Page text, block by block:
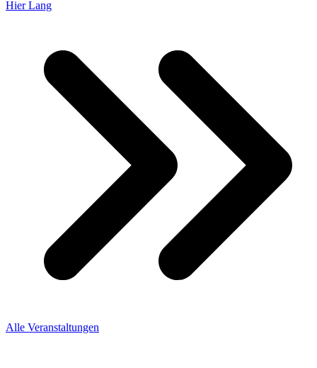
Hier Lang
Alle Veranstaltungen